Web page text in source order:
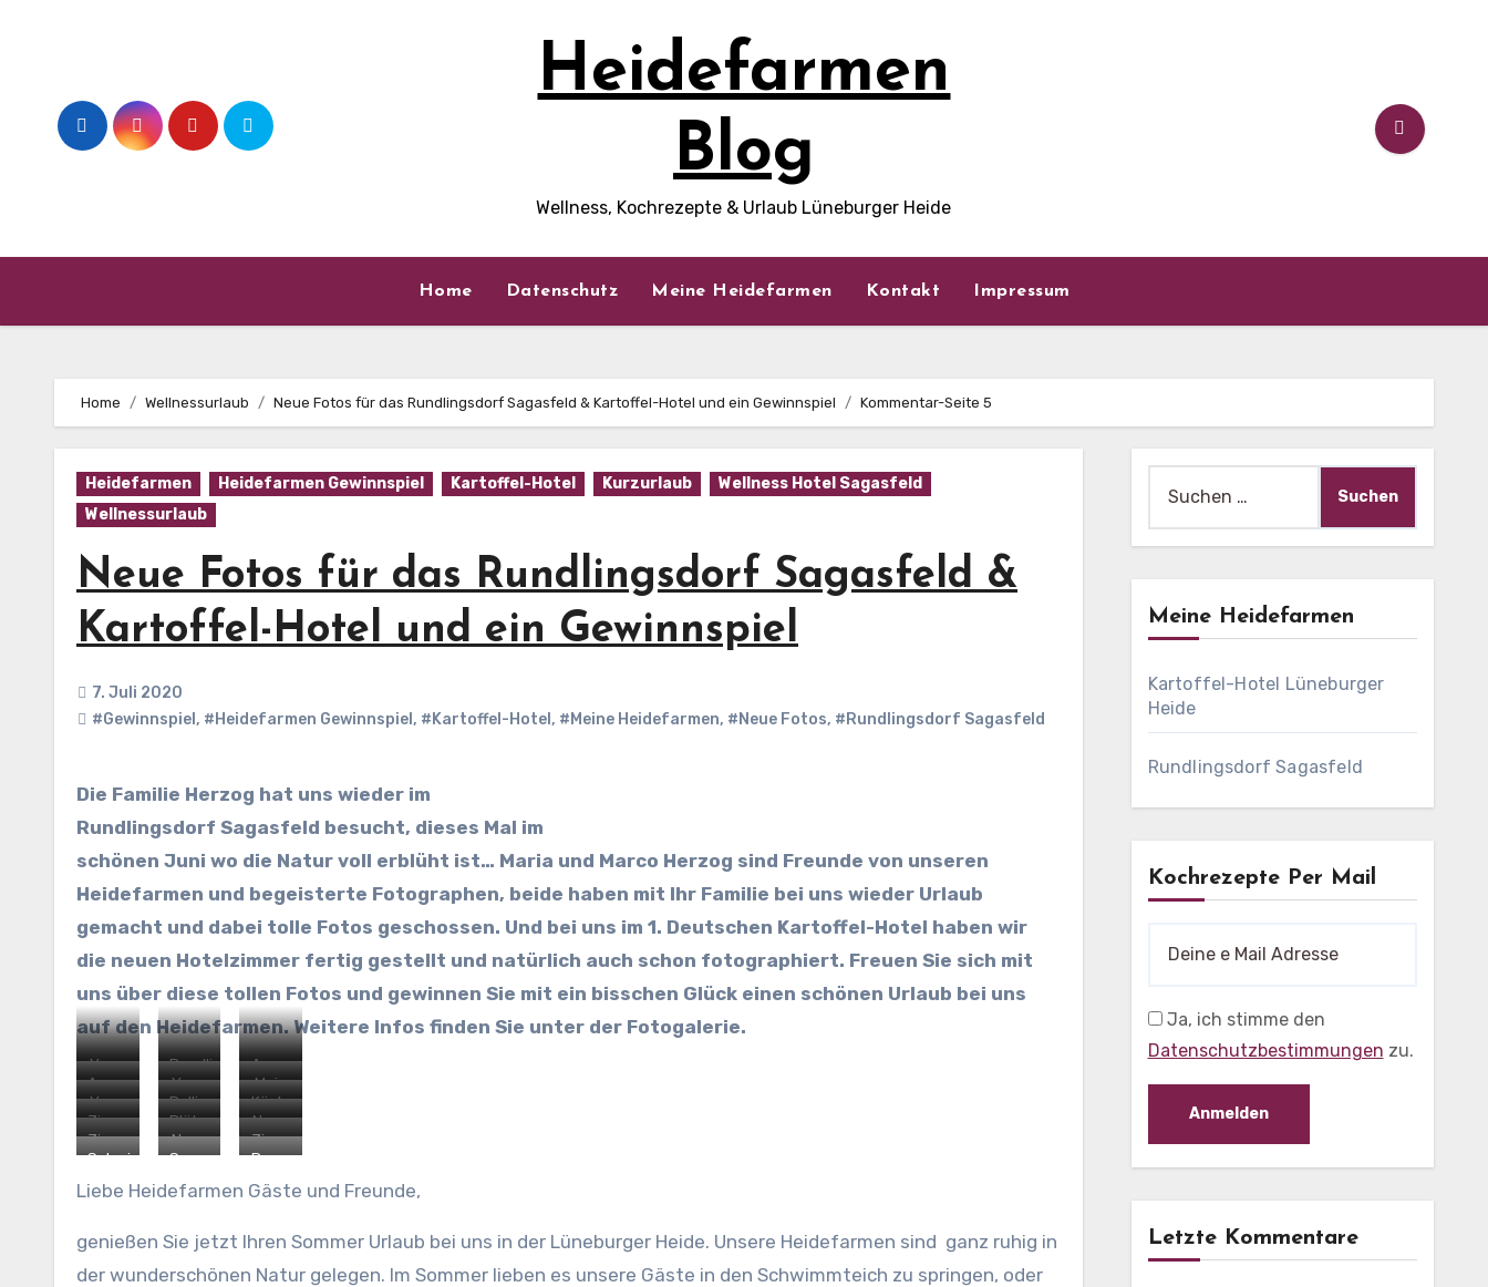
Heidefarmen
Blog
Wellness, Kochrezepte & Urlaub Lüneburger Heide
Home Datenschutz Meine Heidefarmen Kontakt Impressum
Home Wellnessurlaub Neue Fotos für das Rundlingsdorf Sagasfeld & Kartoffel-Hotel und ein Gewinnspiel Kommentar-Seite 5
Heidefarmen Heidefarmen Gewinnspiel Kartoffel-Hotel Kurzurlaub
Wellness Hotel Sagasfeld
Wellnessurlaub
Neue Fotos für das Rundlingsdorf Sagasfeld &
Kartoffel-Hotel und ein Gewinnspiel
7. Juli 2020
#Gewinnspiel , #Heidefarmen Gewinnspiel , #Kartoffel-Hotel , #Meine Heidefarmen, #Neue Fotos, #Rundlingsdorf Sagasfeld
Die Familie Herzog hat uns wieder im
Rundlingsdorf Sagasfeld besucht, dieses Mal im
schönen Juni wo die Natur voll erblüht ist… Maria und Marco Herzog sind Freunde von unseren
Heidefarmen und begeisterte Fotographen, beide haben mit Ihr Familie bei uns wieder Urlaub
gemacht und dabei tolle Fotos geschossen. Und bei uns im 1. Deutschen Kartoffel-Hotel haben wir
die neuen Hotelzimmer fertig gestellt und natürlich auch schon fotographiert. Freuen Sie sich mit
uns über diese tollen Fotos und gewinnen Sie mit ein bisschen Glück einen schönen Urlaub bei uns
auf den Heidefarmen. Weitere Infos finden Sie unter der Fotogalerie.
Yoga
auf
der
Wiese
Rundlingsdorf
Sagasfeld
Ayurveda
Massage
Ayurveda
Stirnguss
Yoga
Waldhaus
Mein
Platz
zum
Yoga
auf
dem
Dorfplatz
Rolling
Stones
Zimmer
Küche
Zimmer
9
Zimmer
6
Blütenmeer
Sagasfeld
Neue
Zimmer
Hotel
Zimmer
Neue
Kartoffel-
Zimmer
Schwimmteich
Sagasfeld
Sonnenaufgang
Sagasfeld
Rosen
in
Liebe Heidefarmen Gäste und Freunde,
genießen Sie jetzt Ihren Sommer Urlaub bei uns in der Lüneburger Heide. Unsere Heidefarmen sind ganz ruhig in
der wunderschönen Natur gelegen. Im Sommer lieben es unsere Gäste in den Schwimmteich zu springen, oder
nach:
Meine Heidefarmen
Kartoffel-Hotel Lüneburger
Heide
Rundlingsdorf Sagasfeld
Kochrezepte Per Mail
Ja, ich stimme den
Datenschutzbestimmungen zu.
Letzte Kommentare